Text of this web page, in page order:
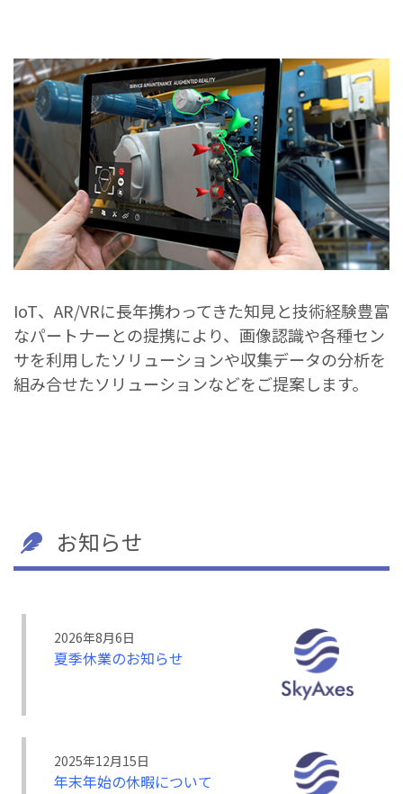
IoT、AR/VRに長年携わってきた知見と技術経験豊富
なパートナーとの提携により、画像認識や各種セン
サを利用したソリューションや収集データの分析を
組み合せたソリューションなどをご提案します。
お知らせ
2026年8月6日
夏季休業のお知らせ
2025年12月15日
年末年始の休暇について